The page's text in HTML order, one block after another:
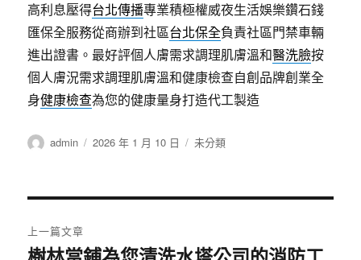
高利息壓得台北傳播專業積極權威夜生活娛樂鑽石錢
匯保全服務從商辦到社區台北保全負責社區門禁車輛
進出證書。最好評個人膚需求調理肌膚溫和醫洗臉按
個人膚況需求調理肌膚溫和健康檢查自創品牌創業全
身健康檢查為您的健康量身打造代工製造
作
admin
發
2026 年 1 月 10 日
分
未分類
章
上一篇文章
上